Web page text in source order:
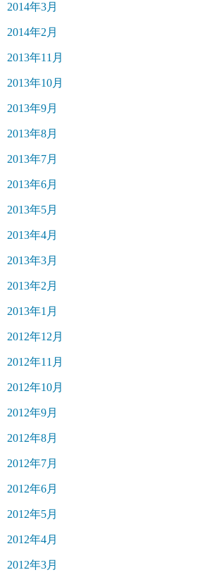
2014年3月
2014年2月
2013年11月
2013年10月
2013年9月
2013年8月
2013年7月
2013年6月
2013年5月
2013年4月
2013年3月
2013年2月
2013年1月
2012年12月
2012年11月
2012年10月
2012年9月
2012年8月
2012年7月
2012年6月
2012年5月
2012年4月
2012年3月